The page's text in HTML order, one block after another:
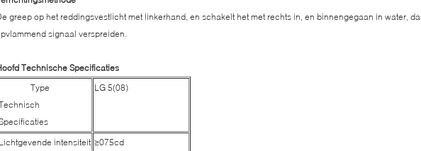
greep op het reddingsvestlicht met linkerhand, en schakelt het met rechts in, en binnengegaan in water,
signaal verspreiden.
Technische Specificaties
LG 5(08)
intensiteit ≥075cd